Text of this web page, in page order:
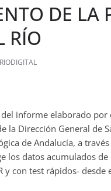
DE LA
RÍO
informe elaborado por
la Dirección General de
de Andalucía, a
los datos acumulados
y con test rápidos-